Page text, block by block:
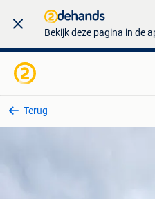
Bekijk deze pagina in de
Terug